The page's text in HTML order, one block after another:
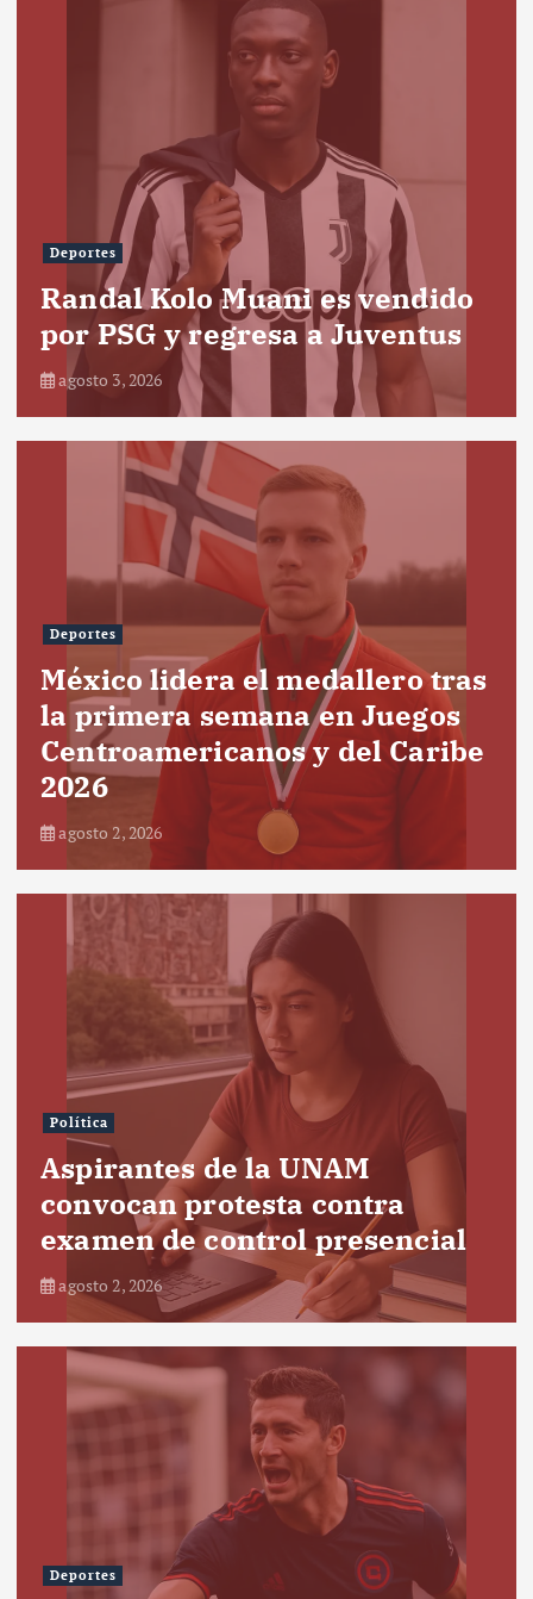
Deportes
Randal Kolo Muani es vendido
por PSG y regresa a Juventus
agosto 3, 2026
Deportes
México lidera el medallero tras
la primera semana en Juegos
Centroamericanos y del Caribe
2026
agosto 2, 2026
Política
Aspirantes de la UNAM
convocan protesta contra
examen de control presencial
agosto 2, 2026
Deportes